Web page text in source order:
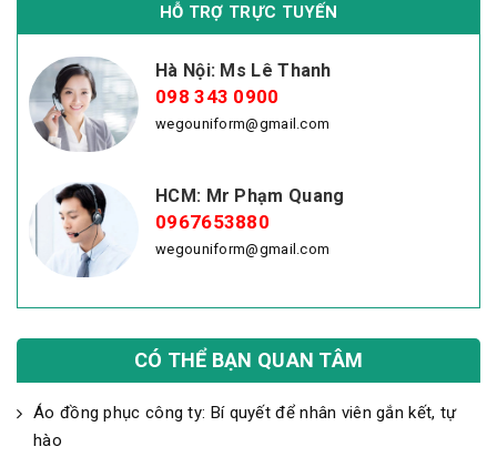
HỖ TRỢ TRỰC TUYẾN
Hà Nội: Ms Lê Thanh
098 343 0900
wegouniform@gmail.com
HCM: Mr Phạm Quang
0967653880
wegouniform@gmail.com
CÓ THỂ BẠN QUAN TÂM
Áo đồng phục công ty: Bí quyết để nhân viên gắn kết, tự
hào